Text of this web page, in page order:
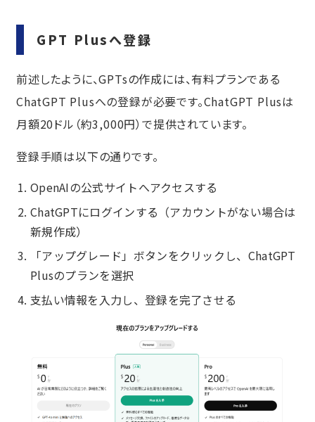
GPT Plusへ登録
前述したように、GPTsの作成には、有料プランである
ChatGPT Plusへの登録が必要です。ChatGPT Plusは
月額20ドル（約3,000円）で提供されています。
登録手順は以下の通りです。
OpenAIの公式サイトへアクセスする
ChatGPTにログインする（アカウントがない場合は
新規作成）
「アップグレード」ボタンをクリックし、ChatGPT
Plusのプランを選択
支払い情報を入力し、登録を完了させる